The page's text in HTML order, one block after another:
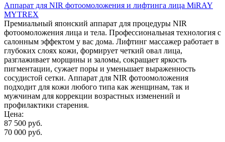
Аппарат для NIR фотоомоложения и лифтинга лица MiRAY
MYTREX
Премиальный японский аппарат для процедуры NIR
фотоомоложения лица и тела. Профессиональная технология с
салонным эффектом у вас дома. Лифтинг массажер работает в
глубоких слоях кожи, формирует четкий овал лица,
разглаживает морщины и заломы, сокращает яркость
пигментации, сужает поры и уменьшает выраженность
сосудистой сетки. Аппарат для NIR фотоомоложения
подходит для кожи любого типа как женщинам, так и
мужчинам для коррекции возрастных изменений и
профилактики старения.
Цена:
87 500 руб.
70 000 руб.